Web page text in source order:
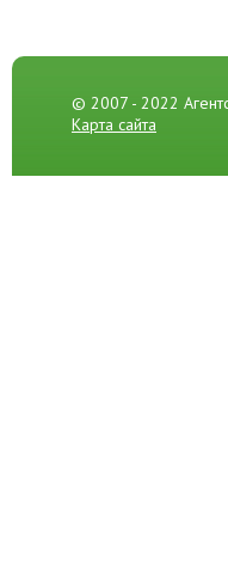
© 2007 - 2022
Карта сайта